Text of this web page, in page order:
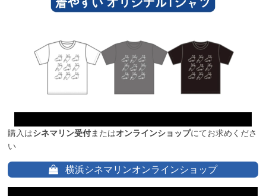
購入はシネマリン受付またはオンラインショップにてお求めくださ
い
横浜シネマリンオンラインショップ